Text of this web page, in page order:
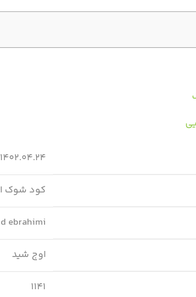
۱۴۰۲.۰۴.۲۴
کود شوک
ebrahimi
اوج شید
۱۱۴۱